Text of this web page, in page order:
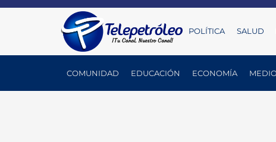
POLÍTICA SALUD
COMUNIDAD EDUCACIÓN ECONOMÍA